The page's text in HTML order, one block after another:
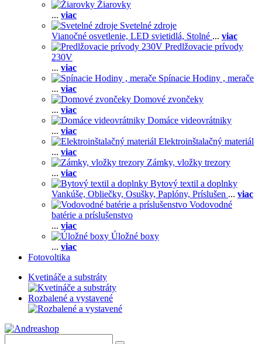
Žiarovky
... viac
Svetelné zdroje
Vianočné osvetlenie, LED svietidlá, Stolné ... viac
Predlžovacie prívody
230V
... viac
Spínacie Hodiny , merače
... viac
Domové zvončeky
... viac
Domáce videovrátniky
... viac
Elektroinštalačný materiál
... viac
Zámky, vložky trezory
... viac
Bytový textil a doplnky
Vankúše, Obliečky, Osušky, Paplóny, Príslušen ... viac
Vodovodné
batérie a príslušenstvo
... viac
Úložné boxy
... viac
Fotovoltika
Kvetináče a substráty
Rozbalené a vystavené